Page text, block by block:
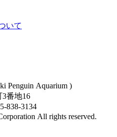
いて
Penguin Aquarium )
3番地16
838-3134
All rights reserved.